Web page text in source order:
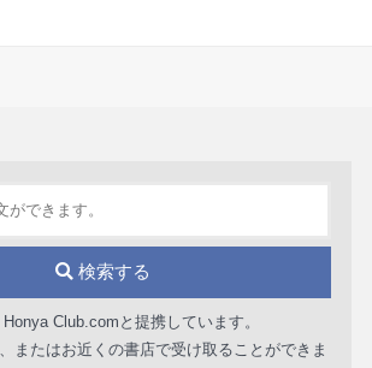
検索する
Club.comと提携しています。
またはお近くの書店で受け取ることができま